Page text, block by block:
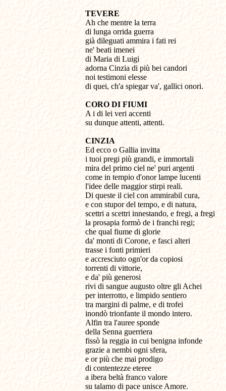
TEVERE
Ah che mentre la terra
di lunga orrida guerra
già dileguati ammira i fati rei
ne' beati imenei
di Maria di Luigi
adorna Cinzia di più bei candori
noi testimoni elesse
di quei, ch'a spiegar va', gallici onori.
CORO DI FIUMI
A i di lei veri accenti
su dunque attenti, attenti.
CINZIA
Ed ecco o Gallia invitta
i tuoi pregi più grandi, e immortali
mira del primo ciel ne' puri argenti
come in tempio d'onor lampe lucenti
l'idee delle maggior stirpi reali.
Di queste il ciel con ammirabil cura,
e con stupor del tempo, e di natura,
scettri a scettri innestando, e fregi, a fregi
la prosapia formò de i franchi regi;
che qual fiume di glorie
da' monti di Corone, e fasci alteri
trasse i fonti primieri
e accresciuto ogn'or da copiosi
torrenti di vittorie,
e da' più generosi
rivi di sangue augusto oltre gli Achei
per interrotto, e limpido sentiero
tra margini di palme, e di trofei
inondò trionfante il mondo intero.
Alfin tra l'auree sponde
della Senna guerriera
fissò la reggia in cui benigna infonde
grazie a nembi ogni sfera,
e or più che mai prodigo
di contentezze eteree
a ibera beltà franco valore
su talamo di pace unisce Amore.